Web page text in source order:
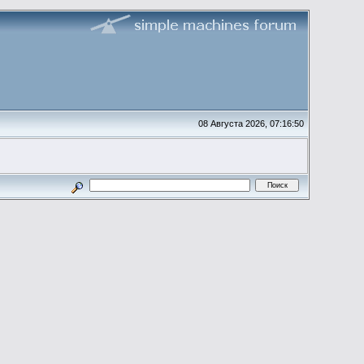
08 Августа 2026, 07:16:50